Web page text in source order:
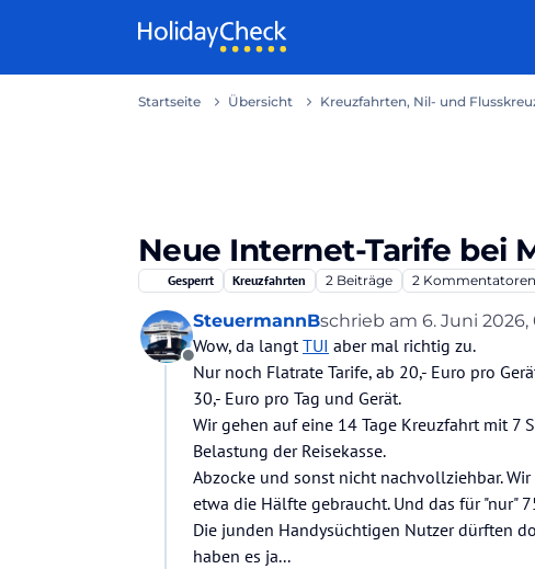
Startseite Übersicht Kreuzfahrten, Nil- und
Neue Internet-Tarife bei
Gesperrt Kreuzfahrten 2 Beiträge 2 Kommentatoren
Offline
SteuermannBschrieb am 6. Juni 2026,
zuletzt editiert von
Wow, da langtTUI aber mal richtig zu.
Nur noch Flatrate Tarife, ab 20,- Euro pro
30,- Euro pro Tag und Gerät.
Wir gehen auf eine 14 Tage Kreuzfahrt mit 7
Belastung der Reisekasse.
Abzocke und sonst nicht nachvollziehbar.
etwa die Hälfte gebraucht. Und das für "nur"
Die junden Handysüchtigen Nutzer dürften
haben es ja...